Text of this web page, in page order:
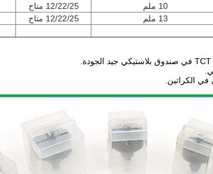
10 ملم 12/22/25 متاح
13 ملم 12/22/25 متاح
الكراتين.